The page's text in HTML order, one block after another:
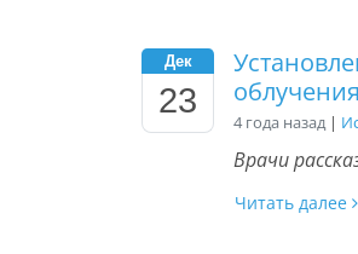
Дек
23
облучения
4 года назад |
Врачи
Читать далее